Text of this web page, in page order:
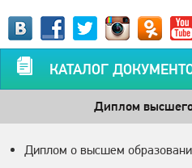
КАТАЛОГ
Диплом
Диплом о высшем